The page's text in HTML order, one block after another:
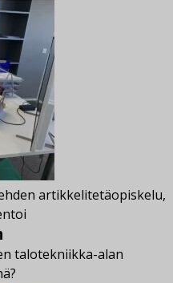
artikkelitetäopiskelu,
talotekniikka-alan